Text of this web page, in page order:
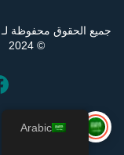
جميع الحقوق محفوظة
© 2024
Arabic